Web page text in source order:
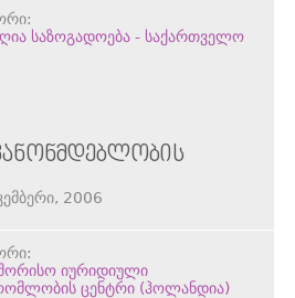
საზოგადოება - საქართველო
2006
იურიდიული
ცენტრი (ჰოლანდია)